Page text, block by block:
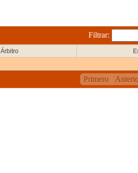
Filtrar:
Árbitro
Primero